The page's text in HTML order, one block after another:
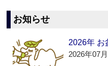
お知らせ
2026年 お
2026年07